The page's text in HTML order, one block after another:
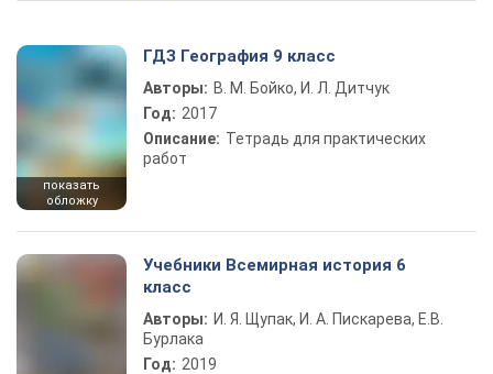
показать
обложку
ГДЗ География 9 класс
Авторы: В. М. Бойко, И. Л. Дитчук
Год: 2017
Описание: Тетрадь для практических
работ
Учебники Всемирная история 6
класс
Авторы: И. Я. Щупак, И. А. Пискарева, Е.В.
Бурлака
Год: 2019